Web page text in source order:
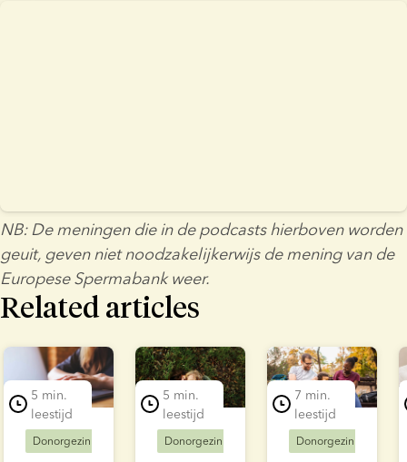
NB: De meningen die in de podcasts hierboven worden
geuit, geven niet noodzakelijkerwijs de mening van de
Europese Spermabank weer.
Related articles
1 of 5
5 min.
leestijd
Donorgezinnen
5 min.
leestijd
Donorgezinnen
7 min.
leestijd
Donorgezinnen